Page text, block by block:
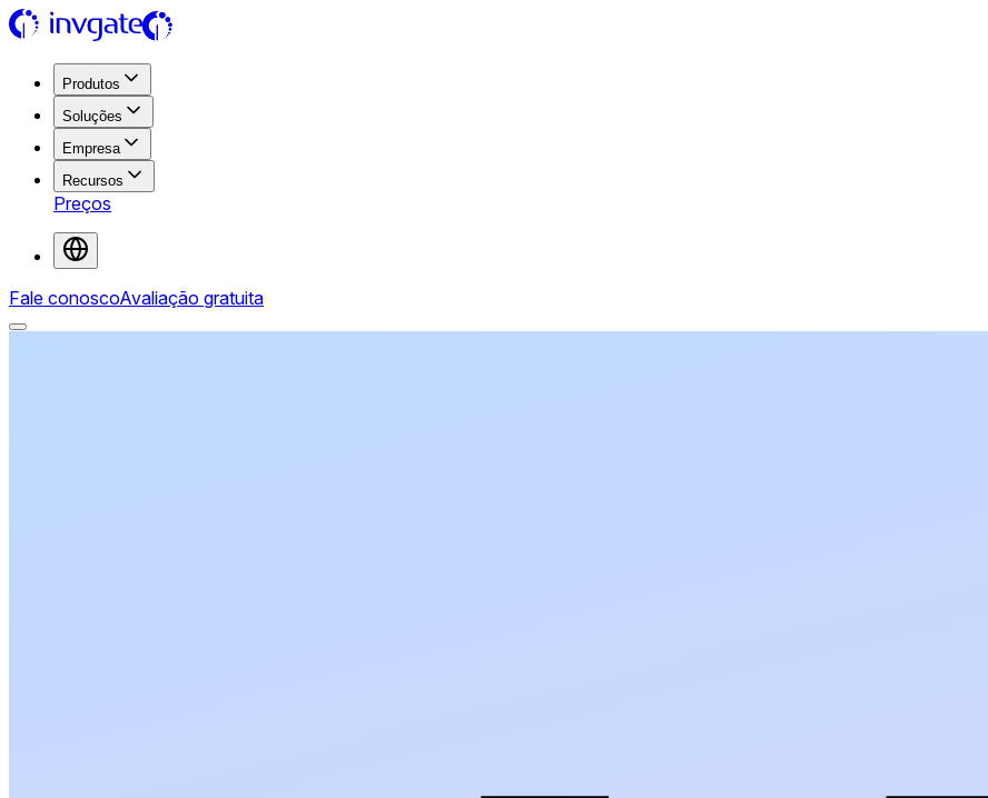
Produtos
Soluções
Empresa
Recursos
Preços
Fale conoscoAvaliação gratuita